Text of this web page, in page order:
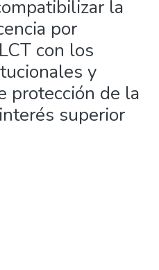
la
por
con los
y
protección de la
superior